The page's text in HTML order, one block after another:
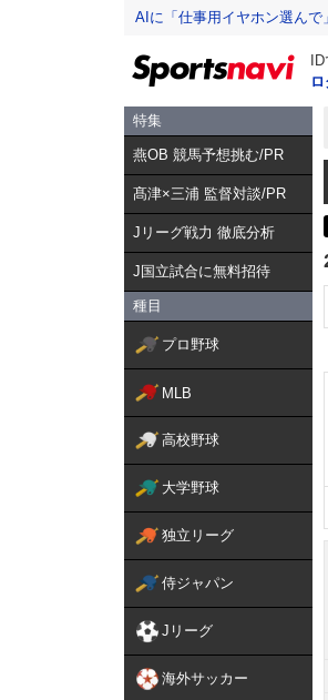
AIに「仕事用イヤホン選んで
特集
燕OB 競馬予想挑む/PR
髙津×三浦 監督対談/PR
Jリーグ戦力 徹底分析
J国立試合に無料招待
種目
プロ野球
MLB
高校野球
大学野球
独立リーグ
侍ジャパン
Jリーグ
海外サッカー